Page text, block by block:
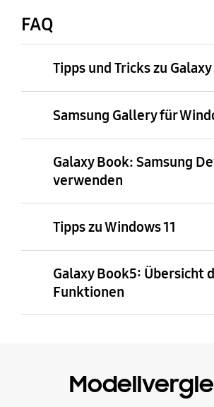
FAQ
Tipps und Tricks zu
Samsung Gallery für
Galaxy Book: Samsung
verwenden
Tipps zu Windows 11
Galaxy Book5: Übersicht
Funktionen